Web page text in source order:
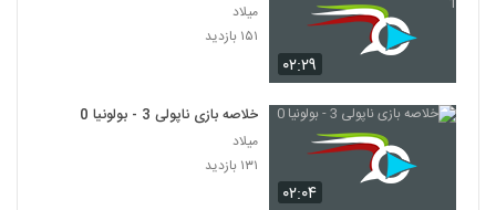
۰۲:۲۹
میلاد
۱۵۱ بازدید
۰۲:۰۴
خلاصه بازی ناپولی 3 - بولونیا 0
میلاد
۱۳۱ بازدید